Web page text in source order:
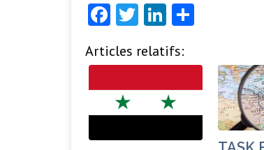
F
c
b
T
it
Li
k
dI
ta
Articles relatifs: